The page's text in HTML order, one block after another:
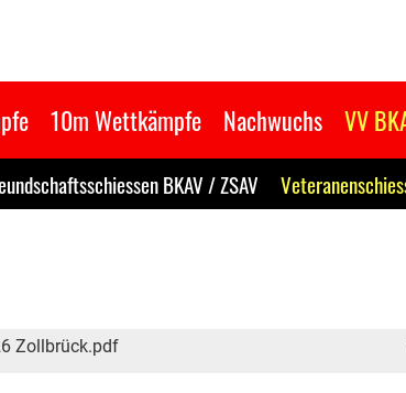
10m Wettkämpfe Nachwuchs VV
BKAV / ZSAV
Zollbrück.pdf